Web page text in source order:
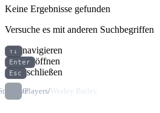
Keine Ergebnisse gefunden
Versuche es mit anderen Suchbegriffen
↑↓ navigieren
Enter öffnen
Esc schließen
/Players/Wesley Bailey